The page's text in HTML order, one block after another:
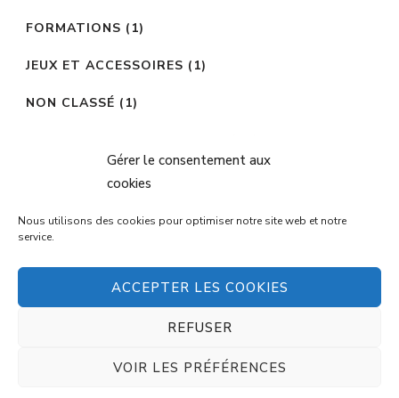
Gérer le consentement aux
cookies
Nous utilisons des cookies pour optimiser notre site web et notre
service.
ACCEPTER LES COOKIES
REFUSER
VOIR LES PRÉFÉRENCES
FORMATIONS (1)
JEUX ET ACCESSOIRES (1)
NON CLASSÉ (1)
SUPPORTS DE REMÉDIATION ORTHOPHONIQUE
© Copyright 2026 Créations orthophoniques
confidentialité